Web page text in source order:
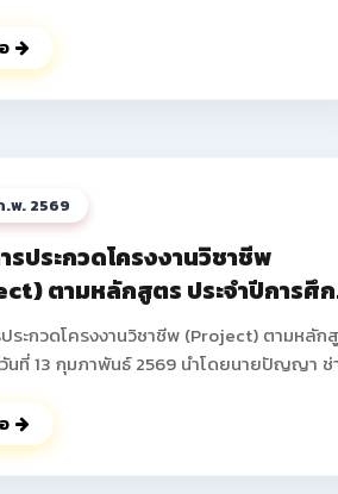
บุรีรัมย์ โดยได้รับรางวัลกลับมาสู่รั้ววิทยาลัย
ฟฟ้าและควบคุมไฟฟ้า
ศนียบัตรวิชาชีพ (ปวช.) ระดับชาติ ได้รับรางวัล
ทักษะงานฝึกฝีมือเชิงสร้างสรรค์
นียบัตรวิชาชีพ (ปวช.) ระดับชาติ ได้รับรางวัล
ศ อันดับ 3 มาตรฐานระดับเหรียญทองแดง นาย
น้อย นักเรียน ชั้น ปวช.1 สาขาวิชาช่างยนต์ ครูผู้
www.facebook.com/share/p/
.พ. 2569
รประกวดโครงงานวิชาชีพ
ตามหลักสูตร ประจำปีการศึ
ระกวดโครงงานวิชาชีพ (Project) ตามหลัก
13 กุมภาพันธ์ 2569 นำโดยนายปัญญา ช่
ณะครูทุกท่านได้ดำเนินการจัดกิจกรรมโครงกา
รงงานวิชาชีพ (Project) ตามหลักสูตร ภาค
ระจำปีการศึกษา 2568 เพื่อให้นักเรียน นักศึ